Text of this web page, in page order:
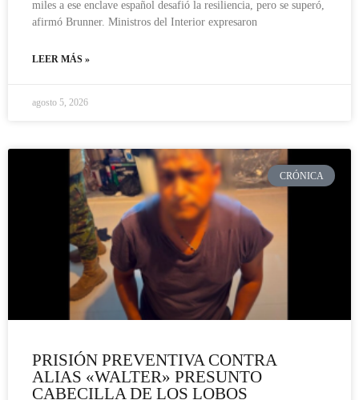
miles a ese enclave español desafió la resiliencia, pero se superó,
afirmó Brunner. Ministros del Interior expresaron
LEER MÁS »
agosto 5, 2026
CRÓNICA
PRISIÓN PREVENTIVA CONTRA
ALIAS «WALTER» PRESUNTO
CABECILLA DE LOS LOBOS